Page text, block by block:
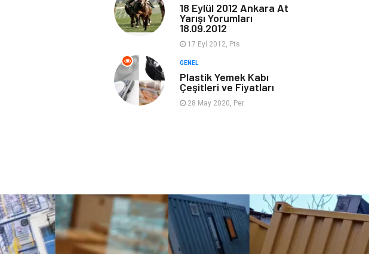
Hizmet Otomotiv
Bebek Giyim
18 Eylül 2012 Ankara At
Yarışı Yorumları
18.09.2012
17 Eyl 2012, Pts
GENEL
Plastik Yemek Kabı
Çeşitleri ve Fiyatları
28 May 2020, Per